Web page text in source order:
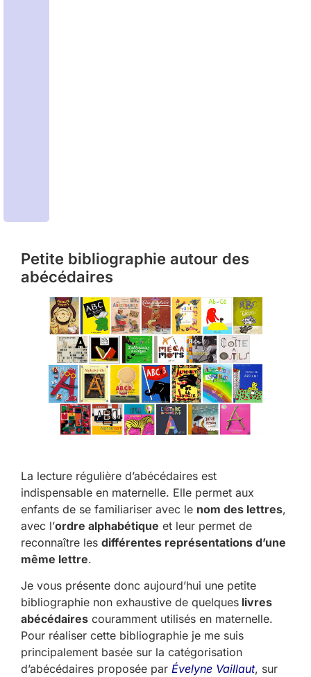
Petite bibliographie autour des
abécédaires
La lecture régulière d’abécédaires est
indispensable en maternelle. Elle permet aux
enfants de se familiariser avec le nom des lettres,
avec l’ordre alphabétique et leur permet de
reconnaître les différentes représentations d’une
même lettre.
Je vous présente donc aujourd’hui une petite
bibliographie non exhaustive de quelques livres
abécédaires couramment utilisés en maternelle.
Pour réaliser cette bibliographie je me suis
principalement basée sur la catégorisation
d’abécédaires proposée par Évelyne Vaillaut, sur